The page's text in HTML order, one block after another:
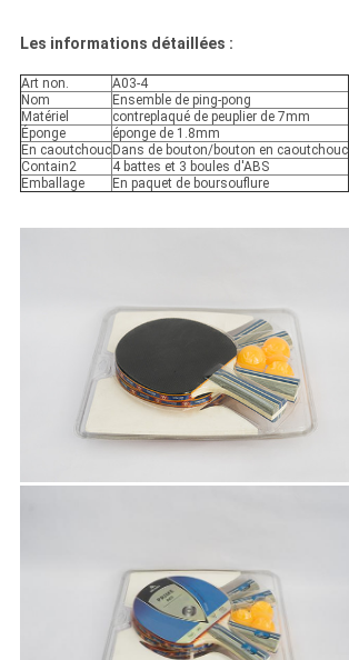
Les informations détaillées :
Art non.
A03-4
Nom
Ensemble de ping-pong
Matériel
contreplaqué de peuplier de 7mm
Éponge
éponge de 1.8mm
En caoutchouc Dans de bouton/bouton en caoutchouc
Contain2
4 battes et 3 boules d'ABS
Emballage
En paquet de boursouflure